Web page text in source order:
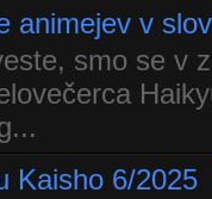
animejev v
smo se v
Kaisho 6/2025